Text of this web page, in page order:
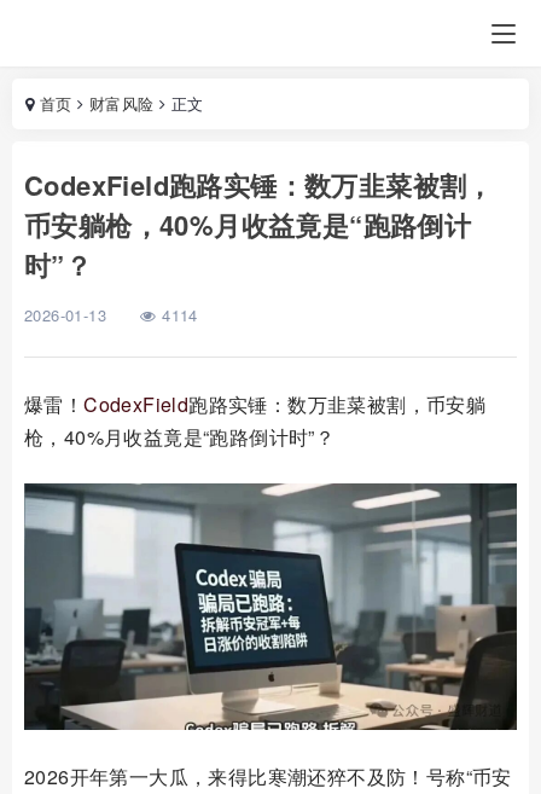
首页 财富风险 正文
CodexField跑路实锤：数万韭菜被割，
币安躺枪，40%月收益竟是“跑路倒计
时”？
2026-01-13 4114
爆雷！CodexField跑路实锤：数万韭菜被割，币安躺
枪，40%月收益竟是“跑路倒计时”？
2026开年第一大瓜，来得比寒潮还猝不及防！号称“币安